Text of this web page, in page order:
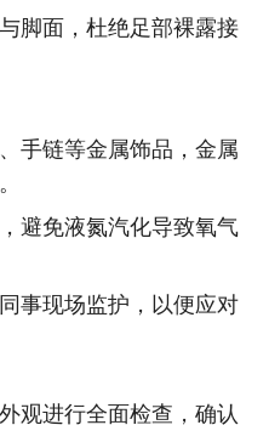
脚面，杜绝足部裸露接
手链等金属饰品，金属
避免液氮汽化导致氧气
事现场监护，以便应对
观进行全面检查，确认